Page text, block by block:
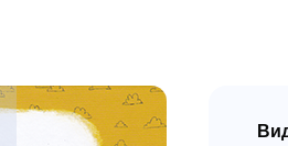
Історія
Книги іноземними